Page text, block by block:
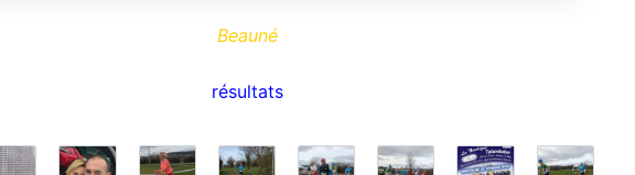
Beauné
résultats